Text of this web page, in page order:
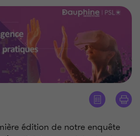
édition de notre enquête